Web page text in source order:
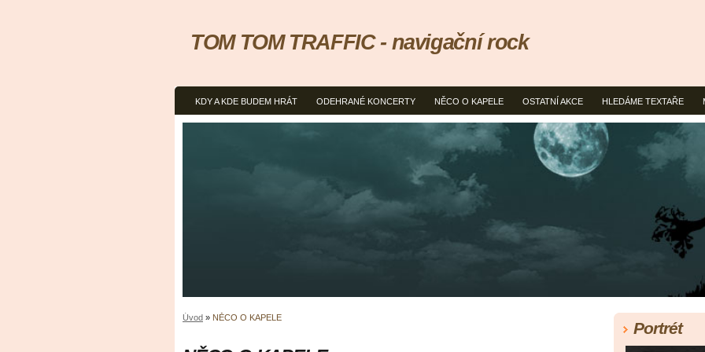
KDY A KDE BUDEM HRÁT ODEHRANÉ KONCERTY NĚCO O KAPELE OSTATNÍ AKCE HLEDÁME TEXTAŘE
TOM TOM TRAFFIC - navigační rock
Úvod » NĚCO O KAPELE
Portrét